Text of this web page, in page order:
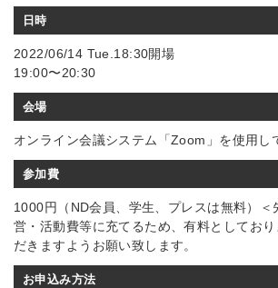
日時
2022/06/14 Tue.18:30開場
19:00〜20:30
会場
オンライン会議システム「Zoom」を使用し
参加費
1000円（ND会員、学生、プレスは無料）
営・活動費等に充てるため、有料としてお
だきますようお願い致します。
お申込み方法